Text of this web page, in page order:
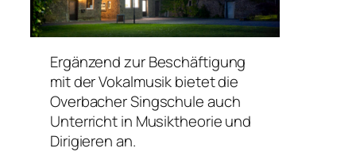
Ergänzend zur Beschäftigung
mit der Vokalmusik bietet die
Overbacher Singschule auch
Unterricht in Musiktheorie und
Dirigieren an.